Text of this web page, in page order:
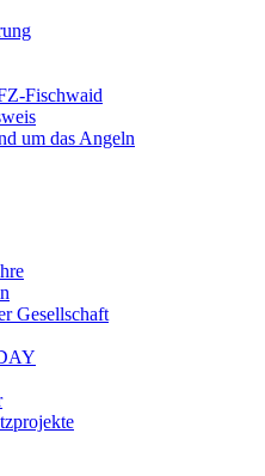
Fischwaid
um das Angeln
Gesellschaft